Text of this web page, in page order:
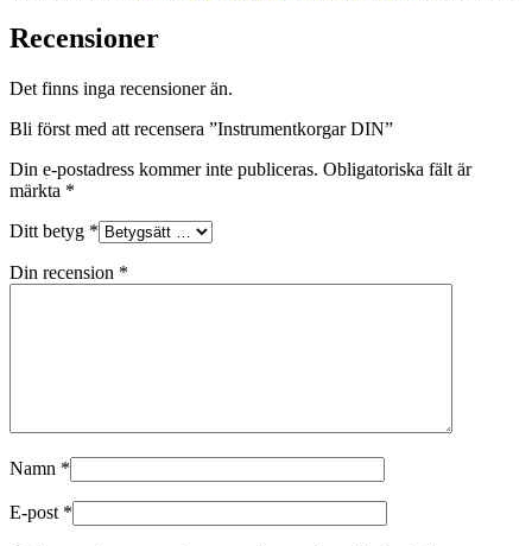
Recensioner
Det finns inga recensioner än.
Bli först med att recensera ”Instrumentkorgar DIN”
Din e-postadress kommer inte publiceras. Obligatoriska fält är
märkta *
Ditt betyg *
Din recension *
Namn *
E-post *